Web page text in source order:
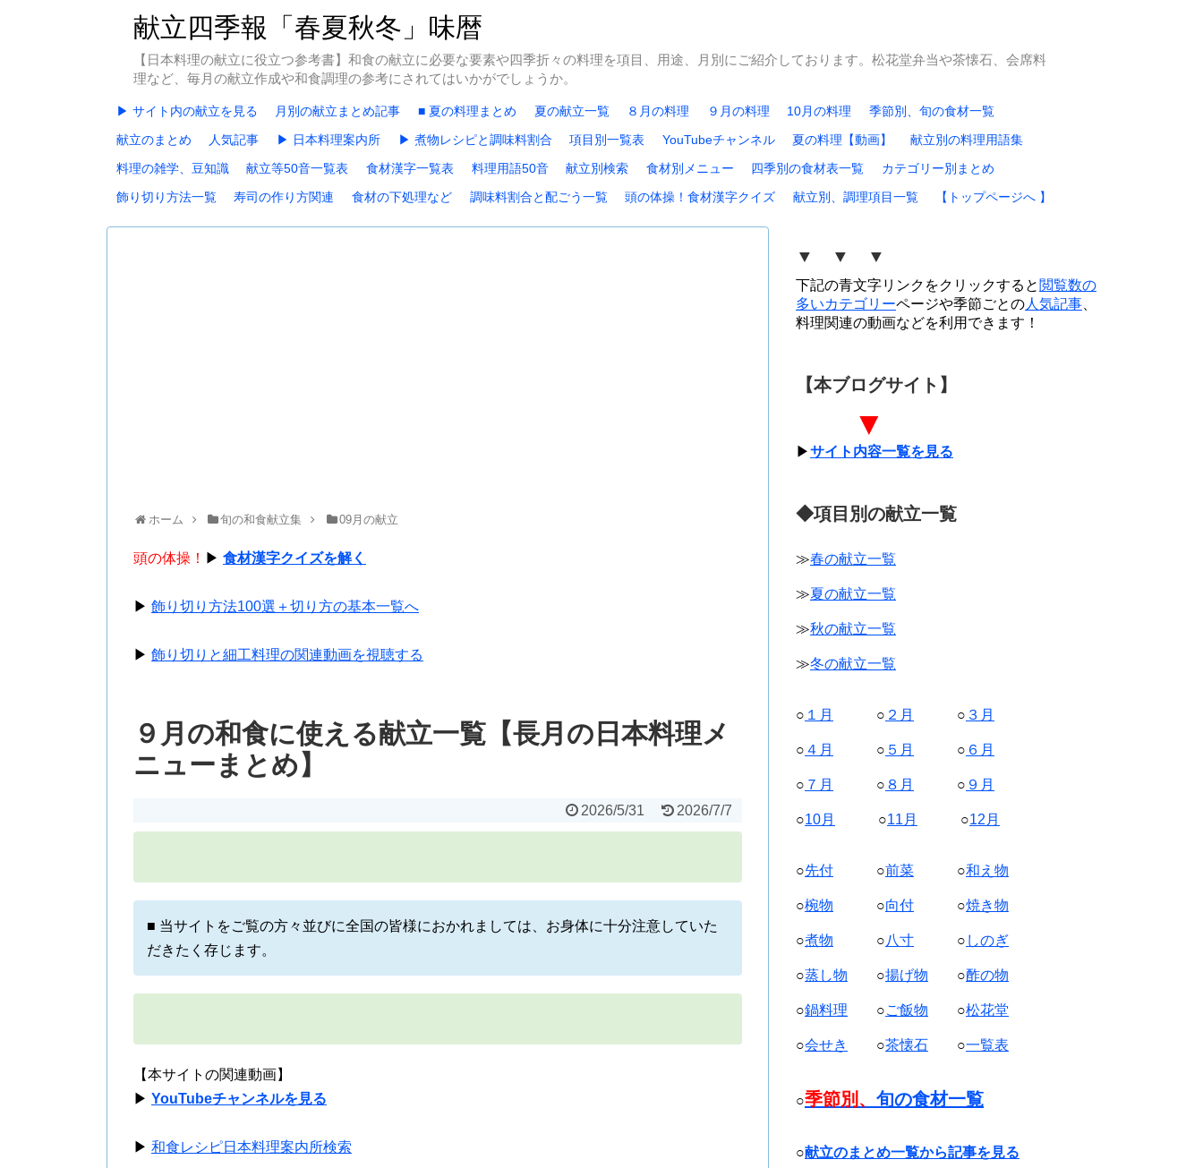
献立四季報「春夏秋冬」味暦
【日本料理の献立に役立つ参考書】和食の献立に必要な要素や四季折々の料理を項目、用途、月別にご紹介しております。松花堂弁当や茶懐石、会席料
理など、毎月の献立作成や和食調理の参考にされてはいかがでしょうか。
▶ サイト内の献立を見る 月別の献立まとめ記事 ■ 夏の料理まとめ 夏の献立一覧 ８月の料理 ９月の料理 10月の料理
季節別、旬の食材一覧
献立のまとめ
人気記事 ▶ 日本料理案内所 ▶ 煮物レシピと調味料割合 項目別一覧表 YouTubeチャンネル 夏の料理【動画】
献立別の料理用語集
料理の雑学、豆知識
献立等50音一覧表 食材漢字一覧表 料理用語50音 献立別検索 食材別メニュー 四季別の食材表一覧
カテゴリー別まとめ
飾り切り方法一覧
寿司の作り方関連 食材の下処理など 調味料割合と配ごう一覧 頭の体操！食材漢字クイズ 献立別、調理項目一覧 【トップページへ 】
ホーム 旬の和食献立集 09月の献立
頭の体操！ ▶ 食材漢字クイズを解く
▶ 飾り切り方法100選＋切り方の基本一覧へ
▶ 飾り切りと細工料理の関連動画を視聴する
９月の和食に使える献立一覧【長月の日本料理メ
ニューまとめ】
2026/5/31 2026/7/7
■ 当サイトをご覧の方々並びに全国の皆様におかれましては、お身体に十分注意していた
だきたく存じます。
【本サイトの関連動画】
▶ YouTubeチャンネルを見る
▶ 和食レシピ日本料理案内所検索
▼ ▼ ▼
下記の青文字リンクをクリックすると 閲覧数の
多いカテゴリーページや季節ごとの人気記事
料理関連の動画などを利用できます！
【本ブログサイト】
▼
▶サイト内容一覧を見る
◆項目別の献立一覧
≫春の献立一覧
≫夏の献立一覧
≫秋の献立一覧
≫冬の献立一覧
○ １月 ○ ２月 ○ ３月
○ ４月 ○ ５月 ○ ６月
○ ７月 ○ ８月 ○ ９月
○10月 ○11月 ○12月
○先付 ○前菜 ○和え物
○椀物 ○向付 ○焼き物
○煮物 ○八寸 ○ しのぎ
○蒸し物 ○揚げ物 ○酢の物
○鍋料理 ○ご飯物 ○松花堂
○会せき ○茶懐石 ○一覧表
○季節別、 旬の食材一覧
○献立のまとめ一覧から記事を見る